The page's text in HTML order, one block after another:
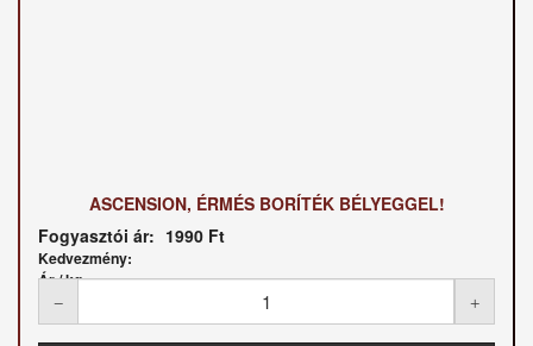
ASCENSION, ÉRMÉS BORÍTÉK BÉLYEGGEL!
Fogyasztói ár: 1990 Ft
Kedvezmény:
Ár / kg: